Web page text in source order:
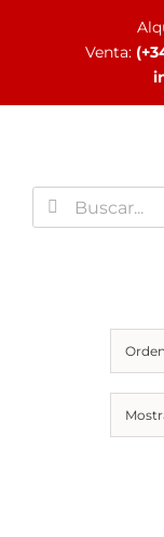
Venta:
Buscar: